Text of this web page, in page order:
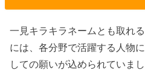
一見キラキラネームとも取れ
には、各分野で活躍する人物
しての願いが込められていまし